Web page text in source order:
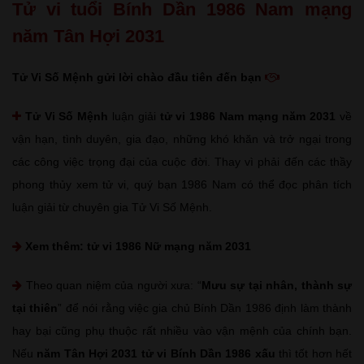
Tử vi tuổi Bính Dần 1986 Nam mạng
năm Tân Hợi 2031
Tử Vi Số Mệnh gửi lời chào đầu tiên đến bạn
Tử Vi Số Mệnh luận giải tử vi 1986 Nam mạng năm 2031 về
vận hạn, tình duyên, gia đạo, những khó khăn và trở ngại trong
các công việc trọng đại của cuộc đời. Thay vì phải đến các thầy
phong thủy xem tử vi, quý bạn 1986 Nam có thể đọc phân tích
luận giải từ chuyên gia Tử Vi Số Mệnh.
Xem thêm: tử vi 1986 Nữ mạng năm 2031
Theo quan niệm của người xưa: “Mưu sự tại nhân, thành sự
tại thiên ” để nói rằng việc gia chủ Bính Dần 1986 định làm thành
hay bại cũng phụ thuộc rất nhiều vào vận mệnh của chính bạn.
Nếu năm Tân Hợi 2031 tử vi Bính Dần 1986 xấu thì tốt hơn hết